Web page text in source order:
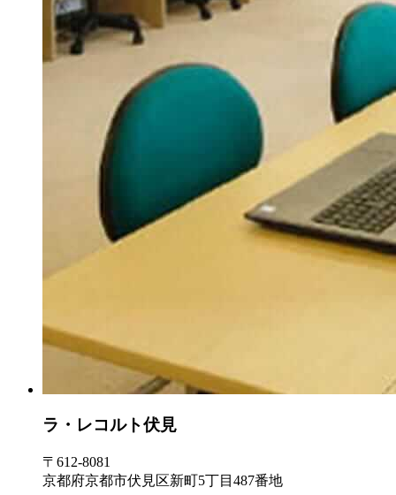
ラ・レコルト伏見
〒612-8081
京都府京都市伏見区新町5丁目487番地